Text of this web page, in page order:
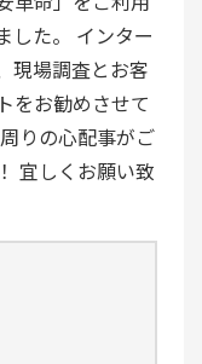
した。 インター
現場調査とお客
をお勧めさせて
りの心配事がご
宜しくお願い致